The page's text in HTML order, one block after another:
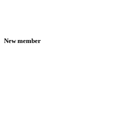
New member